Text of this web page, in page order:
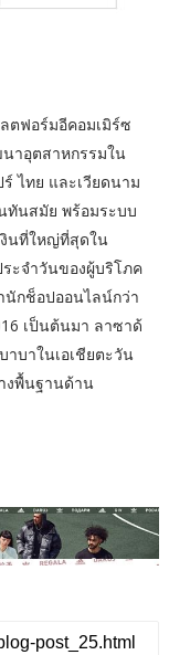
ตฟอร์มอีคอมเมิร์ซ
าอุตสาหกรรมใน
ไทย และเวียดนาม
ทันสมัย พร้อมระบบ
งินที่ใหญ่ที่สุดใน
ะจำวันของผู้บริโภค
นักช็อปออนไลน์กว่า
เป็นต้นมา ลาซาด้
บาในเอเชียตะวัน
งพื้นฐานด้าน